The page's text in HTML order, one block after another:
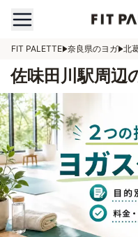
FIT PALETTE 奈良県のヨガ 北
佐味田川駅周辺